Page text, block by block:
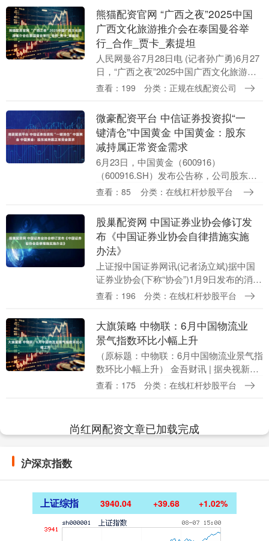
汪....
熊猫配资官网 “广西之夜”2025中国
广西文化旅游推介会在泰国曼谷举
行_合作_贾卡_素提坦
人民网曼谷7月28日电 (记者孙广勇)6月27
日，“广西之夜”2025中国广西文化旅游推
介会在泰国曼谷举行。中国广西壮族自治
育....
查看：199 分类：正规在线配资公司
微豪配资平台 中信证券投资拟“一
键清仓”中国黄金 中国黄金：股东
减持属正常资金需求
6月23日，中国黄金（600916）
（600916.SH）发布公告称，公司股东中
信证券投资有限公司（以下简称“中信证券
13....
查看：85 分类：在线杠杆炒股平台
股巢配资网 中国证券业协会修订发
布《中国证券业协会自律措施实施
办法》
上证报中国证券网讯(记者汤立斌)据中国
证券业协会(下称“协会”)1月9日发布的消
息，协会对《中国证券业协会自律措施实
订，进一....
查看：196 分类：在线杠杆炒股平台
大旗策略 中物联：6月中国物流业
景气指数环比小幅上升
（原标题：中物联：6月中国物流业景气指
数环比小幅上升） 金吾财讯 | 据央视新闻
报道，中国物流与采购联合会今天公布6月
查看：175 分类：在线杠杆炒股平台
尚红网配资文章已加载完成
沪深京指数
上证综指 3940.04 +39.68 +1.02%